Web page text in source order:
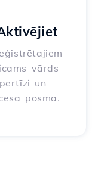
vārds
un
posmā.